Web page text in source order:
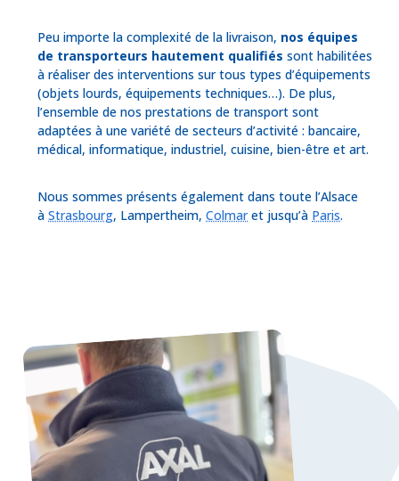
Peu importe la complexité de la livraison, nos équipes
de transporteurs hautement qualifiés sont habilitées
à réaliser des interventions sur tous types d’équipements
(objets lourds, équipements techniques…). De plus,
l’ensemble de nos prestations de transport sont
adaptées à une variété de secteurs d’activité : bancaire,
médical, informatique, industriel, cuisine, bien-être et art.
Nous sommes présents également dans toute l’Alsace
à Strasbourg, Lampertheim, Colmaret jusqu’à Paris.